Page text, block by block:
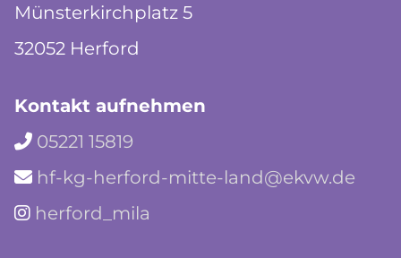
Münsterkirchplatz 5
32052 Herford
Kontakt aufnehmen
 05221 15819
 hf-kg-herford-mitte-land@ekvw.de
 herford_mila